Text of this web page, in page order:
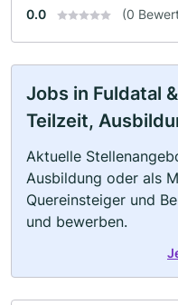
0.0 (0
Jobs in Fuldatal
Teilzeit,
Aktuelle
Ausbildung oder als
Quereinsteiger und
und bewerben.